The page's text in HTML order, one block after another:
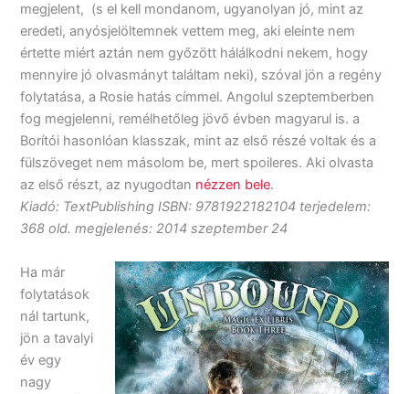
megjelent, (s el kell mondanom, ugyanolyan jó, mint az
eredeti, anyósjelöltemnek vettem meg, aki eleinte nem
értette miért aztán nem győzött hálálkodni nekem, hogy
mennyire jó olvasmányt találtam neki), szóval jön a regény
folytatása, a Rosie hatás címmel. Angolul szeptemberben
fog megjelenni, remélhetőleg jövő évben magyarul is. a
Borítói hasonlóan klasszak, mint az első részé voltak és a
fülszöveget nem másolom be, mert spoileres. Aki olvasta
az első részt, az nyugodtan nézzen bele.
Kiadó: TextPublishing ISBN: 9781922182104 terjedelem:
368 old. megjelenés: 2014 szeptember 24
Ha már
folytatások
nál tartunk,
jön a tavalyi
év egy
nagy